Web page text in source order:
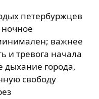
петербуржцев
важнее
и тревога начала
дыхание города,
свободу